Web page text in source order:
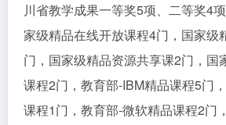
川省教学成果一等奖5项、二等奖4
家级精品在线开放课程4门，国家级
门，国家级精品资源共享课2门，国
课程2门，教育部-IBM精品课程5门
课程1门，教育部-微软精品课程2门